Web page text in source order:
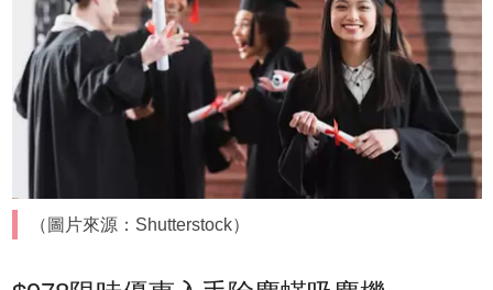
（圖片來源：Shutterstock）